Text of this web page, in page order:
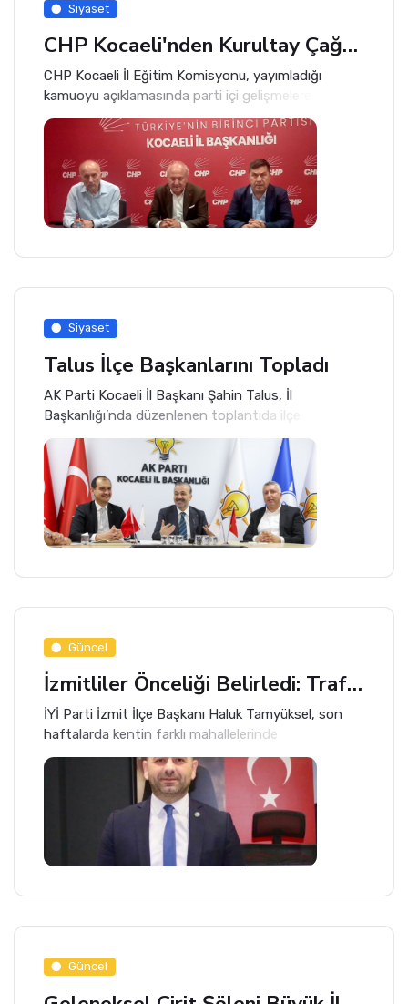
Siyaset
CHP Kocaeli'nden Kurultay Çağrısı
CHP Kocaeli İl Eğitim Komisyonu, yayımladığı
kamuoyu açıklamasında parti içi gelişmelere ilişkin
değerlendirmelerde bulunularak Genel Başkan Özgür
Özel'e destek mesajı verdildi.
Siyaset
Talus İlçe Başkanlarını Topladı
AK Parti Kocaeli İl Başkanı Şahin Talus, İl
Başkanlığı’nda düzenlenen toplantıda ilçe
başkanlarıyla bir araya geldi.
Güncel
İzmitliler Önceliği Belirledi: Trafik Ve Deprem İlk Sırada
İYİ Parti İzmit İlçe Başkanı Haluk Tamyüksel, son
haftalarda kentin farklı mahallelerinde
gerçekleştirilen kapsamlı saha çalışmasının ilk
bulgularını kamuoyuyla paylaştı.
Güncel